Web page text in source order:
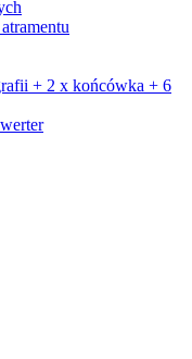
+ 2 x końcówka + 6